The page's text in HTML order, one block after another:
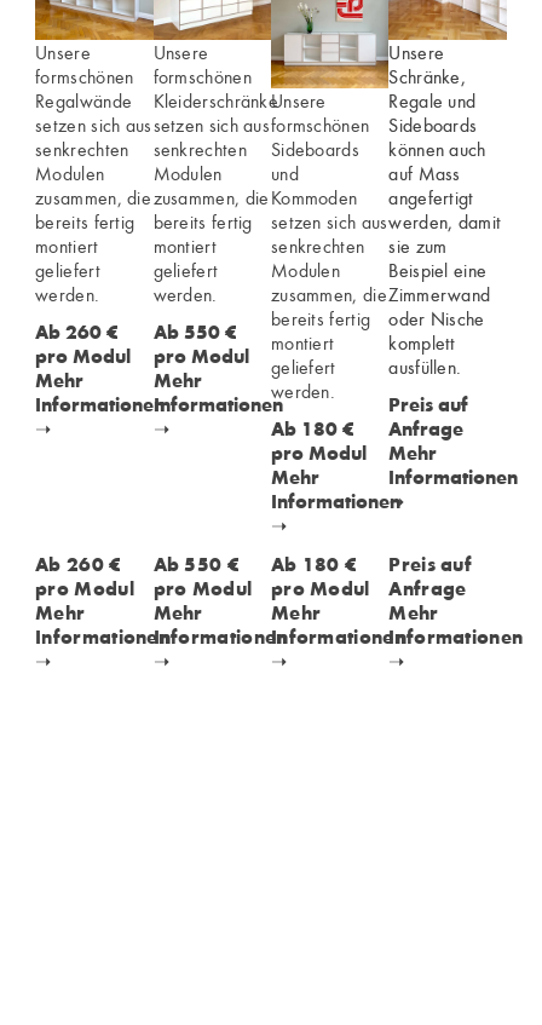
Unsere
formschönen
Regalwände
setzen sich aus
senkrechten
Modulen
zusammen, die
bereits fertig
montiert
geliefert
werden.
Ab 260 €
pro Modul
Mehr
Informationen
➝
Unsere
formschönen
Kleiderschränke
setzen sich aus
senkrechten
Modulen
zusammen, die
bereits fertig
montiert
geliefert
werden.
Ab 550 €
pro Modul
Mehr
Informationen
➝
Unsere
formschönen
Sideboards
und
Kommoden
setzen sich aus
senkrechten
Modulen
zusammen, die
bereits fertig
montiert
geliefert
werden.
Ab 180 €
pro Modul
Mehr
Informationen
➝
Unsere
Schränke,
Regale und
Sideboards
können auch
auf Mass
angefertigt
werden, damit
sie zum
Beispiel eine
Zimmerwand
oder Nische
komplett
ausfüllen.
Preis auf
Anfrage
Mehr
Informationen
➝
Ab 260 €
pro Modul
Mehr
Informationen
➝
Ab 550 €
pro Modul
Mehr
Informationen
➝
Ab 180 €
pro Modul
Mehr
Informationen
➝
Preis auf
Anfrage
Mehr
Informationen
➝